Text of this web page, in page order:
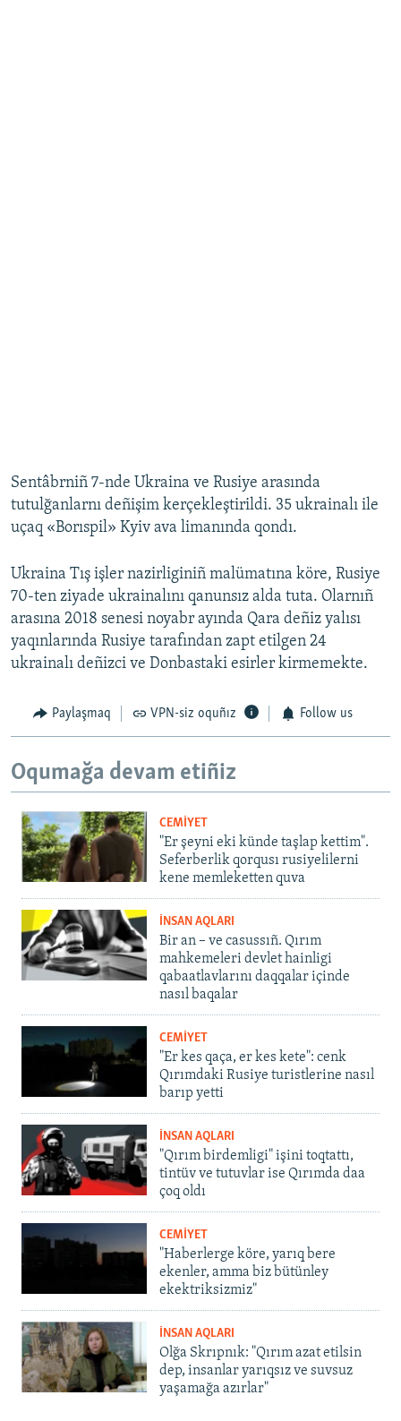
Sentâbrniñ 7-nde Ukraina ve Rusiye arasında
tutulğanlarnı deñişim kerçekleştirildi. 35 ukrainalı ile
uçaq «Borıspil» Kyiv ava limanında qondı.
Ukraina Tış işler nazirliginiñ malümatına köre, Rusiye
70-ten ziyade ukrainalını qanunsız alda tuta. Olarnıñ
arasına 2018 senesi noyabr ayında Qara deñiz yalısı
yaqınlarında Rusiye tarafından zapt etilgen 24
ukrainalı deñizci ve Donbastaki esirler kirmemekte.
Paylaşmaq VPN-siz oquñız Follow us
Oqumağa devam etiñiz
CEMİYET
"Er şeyni eki künde taşlap kettim".
Seferberlik qorqusı rusiyelilerni
kene memleketten quva
İNSAN AQLARI
Bir an – ve casussıñ. Qırım
mahkemeleri devlet hainligi
qabaatlavlarını daqqalar içinde
nasıl baqalar
CEMİYET
"Er kes qaça, er kes kete": cenk
Qırımdaki Rusiye turistlerine nasıl
barıp yetti
İNSAN AQLARI
"Qırım birdemligi" işini toqtattı,
tintüv ve tutuvlar ise Qırımda daa
çoq oldı
CEMİYET
"Haberlerge köre, yarıq bere
ekenler, amma biz bütünley
ekektriksizmiz"
İNSAN AQLARI
Olğa Skrıpnık: "Qırım azat etilsin
dep, insanlar yarıqsız ve suvsuz
yaşamağa azırlar"